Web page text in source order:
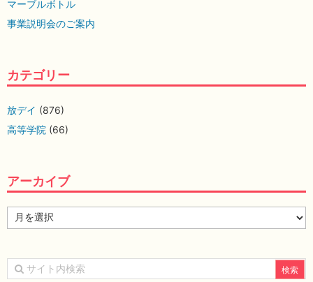
マーブルボトル
事業説明会のご案内
カテゴリー
放デイ (876)
高等学院 (66)
アーカイブ
ー
イ
ブ